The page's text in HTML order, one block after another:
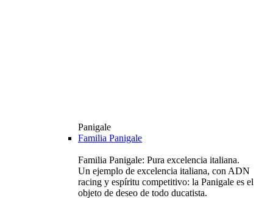
Panigale
Familia Panigale
Familia Panigale: Pura excelencia italiana.
Un ejemplo de excelencia italiana, con ADN
racing y espíritu competitivo: la Panigale es el
objeto de deseo de todo ducatista.